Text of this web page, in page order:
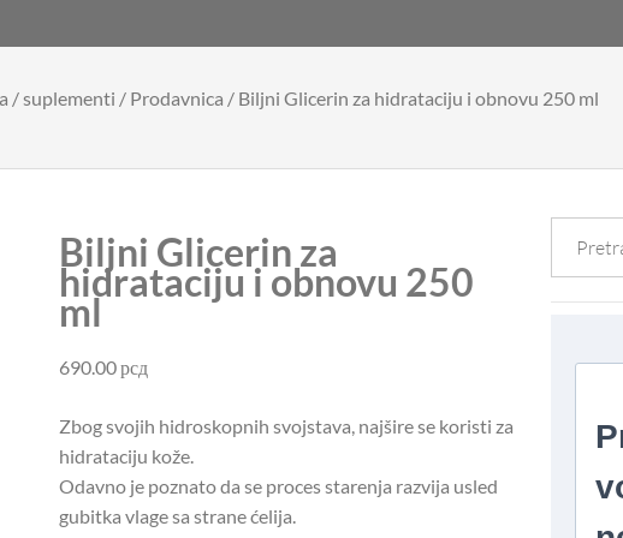
/suplementi / Prodavnica / Biljni Glicerin za hidrataciju i obnovu 250 ml
Biljni Glicerin za
hidrataciju i obnovu 250
ml
690.00рсд
Zbog svojih hidroskopnih svojstava, najšire se koristi za
hidrataciju kože.
Odavno je poznato da se proces starenja razvija usled
gubitka vlage sa strane ćelija.